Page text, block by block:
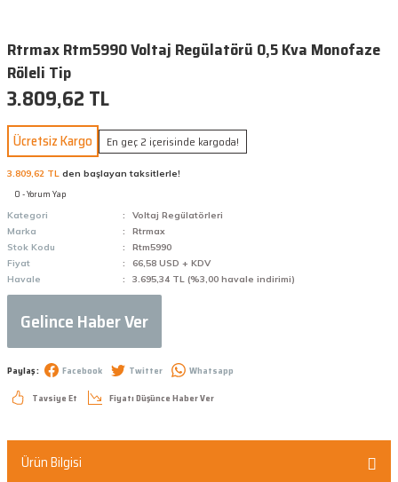
Rtrmax Rtm5990 Voltaj Regülatörü 0,5 Kva Monofaze
Röleli Tip
3.809,62 TL
Ücretsiz Kargo En geç 2 içerisinde kargoda!
3.809,62 TL den başlayan taksitlerle!
0 - Yorum Yap
Kategori
Voltaj Regülatörleri
Marka
Rtrmax
Stok Kodu
Rtm5990
Fiyat
66,58 USD + KDV
Havale
3.695,34 TL (%3,00 havale indirimi)
Gelince Haber Ver
Paylaş : Facebook Twitter
Whatsapp
Tavsiye Et
Fiyatı Düşünce Haber Ver
Ürün Bilgisi